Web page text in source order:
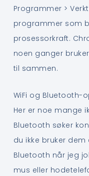
Programmer >
programmer som
prosessorkraft.
noen ganger
til sammen.
WiFi og Bluetooth-
Her er noe mange
Bluetooth søker
du ikke bruker
Bluetooth når jeg
mus eller